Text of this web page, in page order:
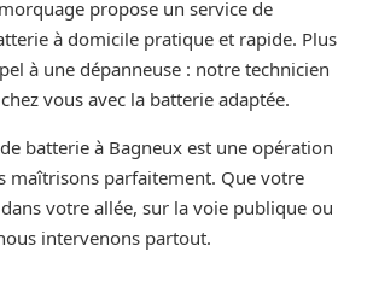
propose un service de
à domicile pratique et rapide. Plus
à une dépanneuse : notre technicien
vous avec la batterie adaptée.
batterie à Bagneux est une opération
maîtrisons parfaitement. Que votre
votre allée, sur la voie publique ou
intervenons partout.